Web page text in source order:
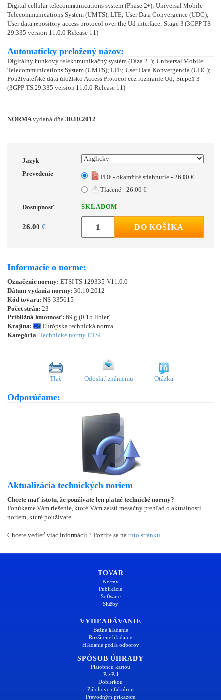
Digital cellular telecommunications system (Phase 2+); Universal Mobile
Telecommunications System (UMTS); LTE; User Data Convergence (UDC);
User data repository access protocol over the Ud interface; Stage 3 (3GPP TS
29.335 version 11.0.0 Release 11)
Automaticky preložený názov:
Digitálny bunkový telekomunikačný systém (Fáza 2+); Universal Mobile
Telecommunications System (UMTS); LTE; User Data Konvergencia (UDC);
Používateľské dáta úložisko Access Protocol cez rozhranie Ud; Stupeň 3
(3GPP TS 29,335 version 11.0.0 Release 11)
NORMAvydaná dňa 30.10.2012
Jazyk
Prevedenie
PDF - okamžité stiahnutie - 26.00 €
Tlačené - 26.00 €
Dostupnosť SKLADOM
26.00 € DO KOŠÍKA
Informácie o norme:
Označenie normy: ETSI TS 129335-V11.0.0
Dátum vydania normy: 30.10.2012
Kód tovaru: NS-335615
Počet strán: 23
Približná hmotnosť: 69 g (0.15 libier)
Krajina:
Európska technická norma
Kategória: Technické normy ETSI
Tlač Odoslať známemu Otázka
Odporúčame:
Aktualizácia technických noriem
Chcete mať istotu, že používate len platné technické normy?
Ponúkame Vám riešenie, ktoré Vám zaistí mesačný prehľad o aktuálnosti
noriem, ktoré používate.
Chcete vedieť viac informácií ? Pozrite sa na túto stránku
TOVAR
Normy
Publikácie
Software
Služby
VYHĽADÁVANIE
Bežné hľadanie
Rozšírené hľadanie
Hľadanie podľa odborov
SPÔSOB ÚHRADY
Platobnou kartou
PayPal
Dobierkou
Zálohovou faktúrou
Prevodným príkazom